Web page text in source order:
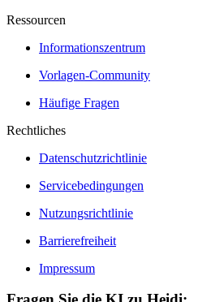
Ressourcen
Informationszentrum
Vorlagen-Community
Häufige Fragen
Rechtliches
Datenschutzrichtlinie
Servicebedingungen
Nutzungsrichtlinie
Barrierefreiheit
Impressum